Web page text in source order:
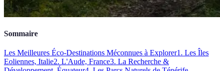
Sommaire
Les Meilleures Éco-Destinations Méconnues à Explorer1. Les Îles
Eoliennes, Italie2. L'Aude, France3. La Recherche &